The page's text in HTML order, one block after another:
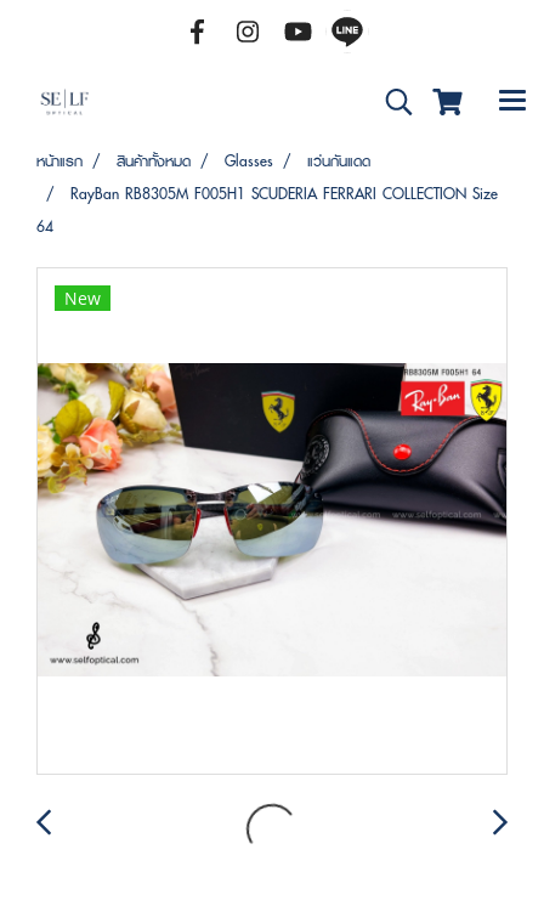
หน้าแรก สินค้าทั้งหมด Glasses
แว่นกันแดด
RayBan RB8305M F005H1 SCUDERIA FERRARI COLLECTION Size
64
New